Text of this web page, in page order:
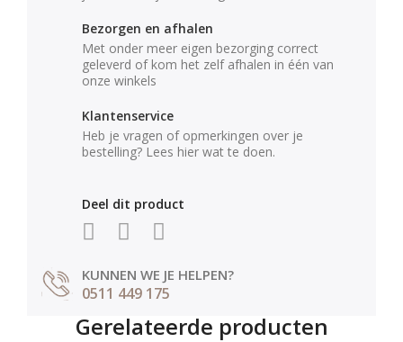
Bezorgen en afhalen
Met onder meer eigen bezorging correct
geleverd of kom het zelf afhalen in één van
onze winkels
Klantenservice
Heb je vragen of opmerkingen over je
bestelling? Lees hier wat te doen.
Deel dit product
KUNNEN WE JE HELPEN?
0511 449 175
Gerelateerde producten